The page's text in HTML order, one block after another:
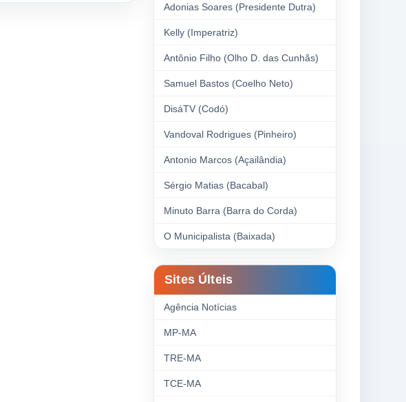
Adonias Soares (Presidente Dutra)
Kelly (Imperatriz)
Antônio Filho (Olho D. das Cunhãs)
Samuel Bastos (Coelho Neto)
DisáTV (Codó)
Vandoval Rodrigues (Pinheiro)
Antonio Marcos (Açailândia)
Sérgio Matias (Bacabal)
Minuto Barra (Barra do Corda)
O Municipalista (Baixada)
Sites Últeis
Agência Notícias
MP-MA
TRE-MA
TCE-MA